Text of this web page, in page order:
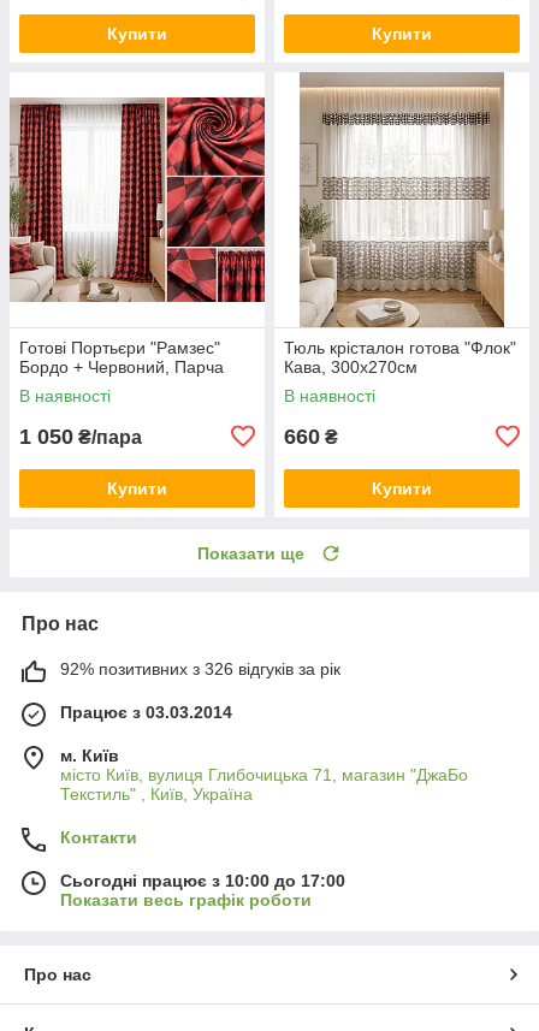
Купити Купити
Готові Портьєри "Рамзес"
Бордо + Червоний, Парча
В наявності
1 050 ₴/пара
Купити
Тюль крісталон готова "Флок"
Кава, 300х270см
В наявності
660 ₴
Купити
Показати ще
Про нас
92% позитивних з 326 відгуків за рік
Працює з 03.03.2014
м. Київ
місто Київ, вулиця Глибочицька 71, магазин "ДжаБо
Текстиль" , Київ, Україна
Контакти
Сьогодні працює з 10:00 до 17:00
Показати весь графік роботи
Про нас